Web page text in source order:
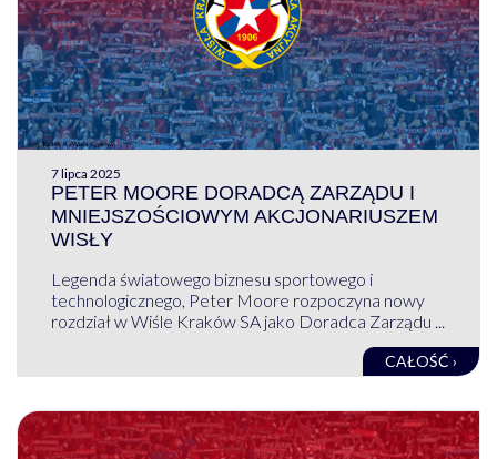
7 lipca 2025
PETER MOORE DORADCĄ ZARZĄDU I
MNIEJSZOŚCIOWYM AKCJONARIUSZEM
WISŁY
Legenda światowego biznesu sportowego i
technologicznego, Peter Moore rozpoczyna nowy
rozdział w Wiśle Kraków SA jako Doradca Zarządu ...
CAŁOŚĆ ›